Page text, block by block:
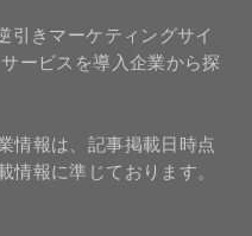
引きマーケティングサイ
ービスを導入企業から探
情報は、記事掲載日時点
情報に準じております。